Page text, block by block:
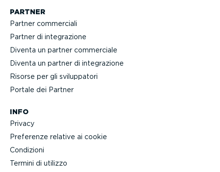
PARTNER
Partner commerciali
Partner di integra­zione
Diventa un partner commerciale
Diventa un partner di integra­zione
Risorse per gli svilup­patori
Portale dei Partner
INFO
Privacy
Preferenze relative ai cookie
Condizioni
Termini di utilizzo